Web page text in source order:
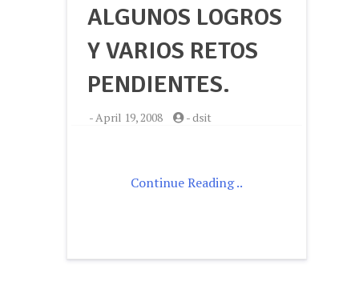
ALGUNOS LOGROS
Y VARIOS RETOS
PENDIENTES.
-April 19, 2008 -dsit
Continue Reading ..